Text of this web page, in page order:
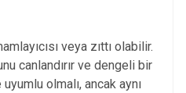
veya zıttı olabilir.
canlandırır ve dengeli bir
olmalı, ancak aynı